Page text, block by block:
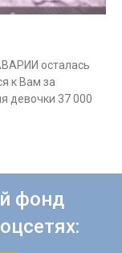
осталась
к Вам за
девочки 37 000
фонд